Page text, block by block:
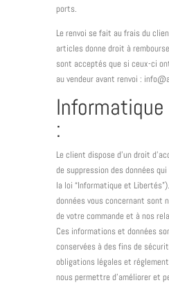
ports.
Le renvoi se fait au frais du
articles donne droit à
sont acceptés que si ceux-ci
au vendeur avant renvoi :
:
Le client dispose d’un droit
de suppression des données
la loi “Informatique et
données vous concernant sont
de votre commande et à nos
Ces informations et données
conservées à des fins de
obligations légales et
nous permettre d’améliorer et